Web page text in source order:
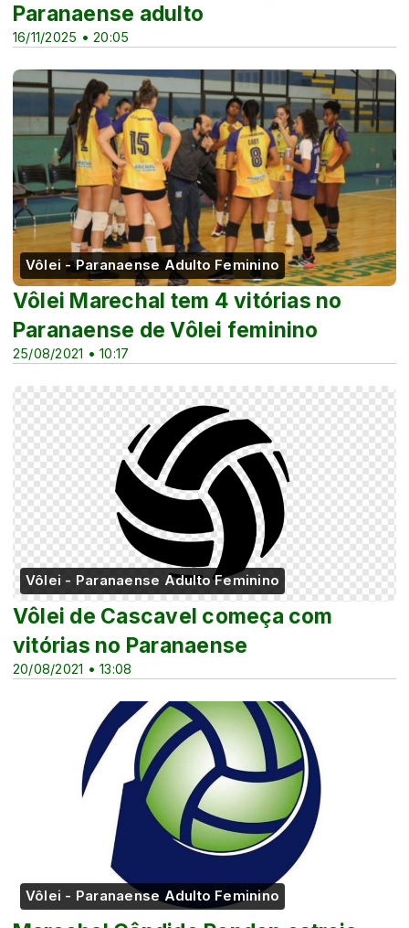
16/11/2025 • 20:05
Paranaense adulto
Vôlei - Paranaense Adulto Feminino
25/08/2021 • 10:17
Vôlei Marechal tem 4 vitórias no
Paranaense de Vôlei feminino
Vôlei - Paranaense Adulto Feminino
20/08/2021 • 13:08
Vôlei de Cascavel começa com
vitórias no Paranaense
Vôlei - Paranaense Adulto Feminino